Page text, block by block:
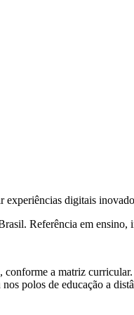
experiências digitais
Referência em ensino,
a matriz
polos de educação a